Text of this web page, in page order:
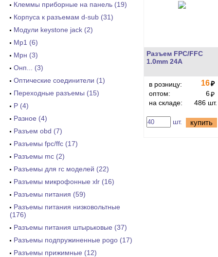
Клеммы приборные на панель (19)
Корпуса к разъемам d-sub (31)
Модули keystone jack (2)
Мр1 (6)
Мрн (3)
Онп... (3)
Оптические соединители (1)
Переходные разъемы (15)
Р (4)
Разное (4)
Разъем obd (7)
Разъемы fpc/ffc (17)
Разъемы mc (2)
Разъемы для rc моделей (22)
Разъемы микрофонные xlr (16)
Разъемы питания (59)
Разъемы питания низковольтные
(176)
Разъемы питания штырьковые (37)
Разъемы подпружиненные pogo (17)
Разъемы прижимные (12)
Разъем FPC/FFC
1.0mm 24A
в розницу: 16₽
оптом:
6₽
на складе:
486 шт.
шт. купить